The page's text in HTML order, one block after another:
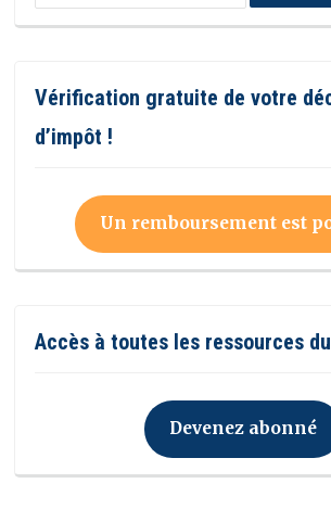
Vérification gratuite de votre
d’impôt !
Un remboursement est
Accès à toutes les ressources
Devenez abonné